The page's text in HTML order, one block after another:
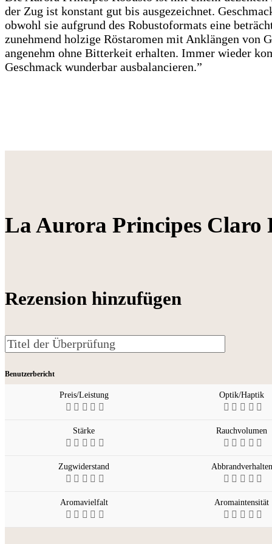
der Zug ist konstant gut bis ausgezeichnet.
obwohl sie aufgrund des Robustoformats eine
zunehmend holzige Röstaromen mit Anklängen von
angenehm ohne Bitterkeit erhalten. Immer wieder
Geschmack wunderbar ausbalancieren.”
La Aurora Principes Claro
Rezension hinzufügen
Benutzerbericht
Preis/Leistung Optik/Haptik
Stärke Rauchvolumen
Zugwiderstand Abbrandverhalten
Aromavielfalt Aromaintensität